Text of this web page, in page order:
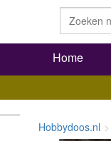
Home
Hobbydoos.nl